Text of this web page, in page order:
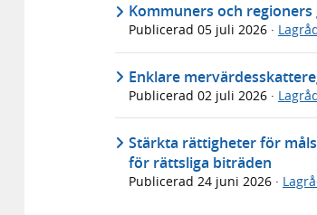
Kommuners och
Publicerad 05 juli 2026 ·
Enklare
Publicerad 02 juli 2026 ·
Stärkta rättigheter för
för rättsliga biträden
Publicerad 24 juni 2026 ·